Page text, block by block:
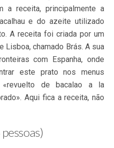
a receita, principalmente a
e do azeite utilizado
A receita foi criada por um
Lisboa, chamado Brás. A sua
com Espanha, onde
este prato nos menus
de bacalao a la
Aqui fica a receita, não